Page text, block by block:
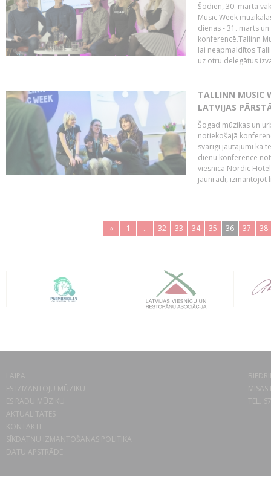
Šodien, 30. marta
Music Week
dienas - 31. marts
konferencē.Tallinn
lai neapmaldītos
uz otru delegātus
TALLINN MUSIC
LATVIJAS
Šogad mūzikas un
notiekošajā
svarīgi jautājumi kā
dienu konference
viesnīcā Nordic
jaunradi, izmantojot
« 1 .. 32 33 34 35 36 37 38
LAIPA
ES IZMANTOJU MŪZIKU
ES RADU MŪZIKU
AKTUALITĀTES
KONTAKTI
SĪKDATŅU IZMANTOŠANAS POLITIKA
DATU APSTRĀDE
TEL.